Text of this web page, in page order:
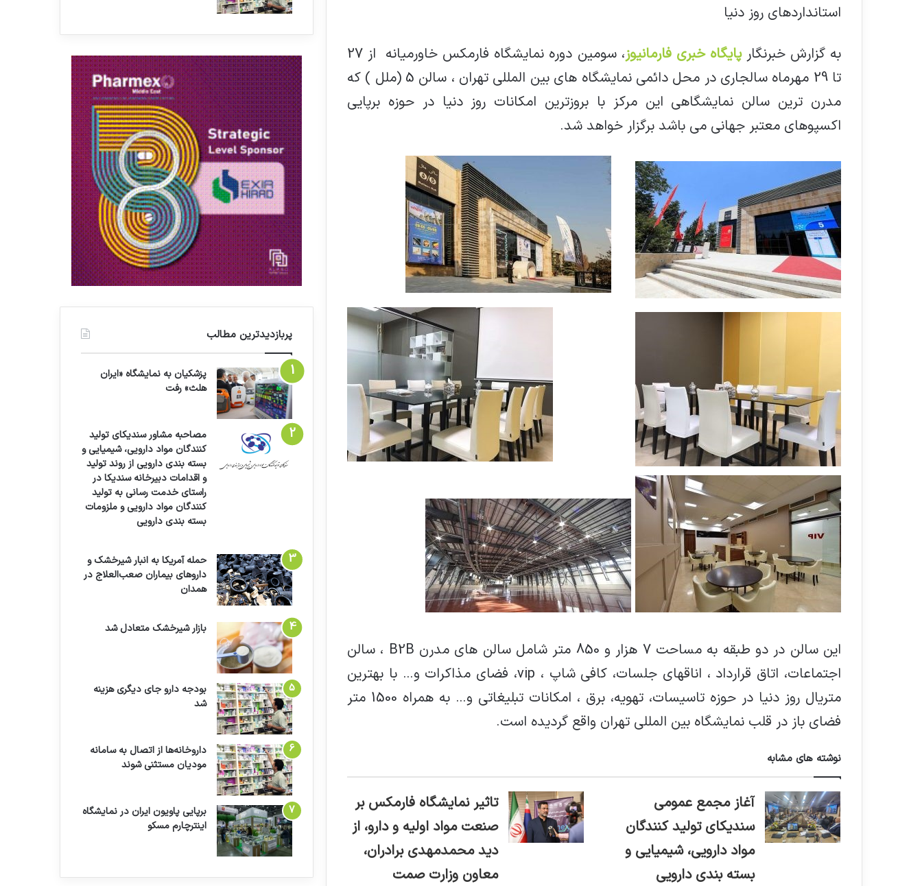
استانداردهای روز دنیا
به گزارش خبرنگارپایگاه خبری فارمانیوز
، سومین دوره نمایشگاه فارمکس خاورمیانه از 27
تا 29 مهرماه سالجاری در محل دائمی نمایشگاه های بین المللی تهران ، سالن 5 (ملل ) که
مدرن ترین سالن نمایشگاهی این مرکز با بروزترین امکانات روز دنیا در حوزه برپایی
اکسپوهای معتبر جهانی می باشد برگزار خواهد شد.
این سالن در دو طبقه به مساحت 7 هزار و 850 متر شامل سالن های مدرن B2B ، سالن
اجتماعات، اتاق قرارداد ، اناقهای جلسات، کافی شاپ ، vip، فضای مذاکرات و… با بهترین
متریال روز دنیا در حوزه تاسیسات، تهویه، برق ، امکانات تبلیغاتی و… به همراه 1500 متر
فضای باز در قلب نمایشگاه بین المللی تهران واقع گردیده است.
نوشته های مشابه
️آغاز مجمع عمومی
سندیکای تولید کنندگان
مواد دارویی، شیمیایی و
بسته بندی دارویی
تاثیر نمایشگاه فارمکس بر
صنعت مواد اولیه و دارو، از
دید محمدمهدی برادران،
معاون وزارت صمت
پربازدیدترین مطالب
پزشکیان به نمایشگاه «ایران
هلث» رفت
مصاحبه مشاور سندیکای تولید
کنندگان مواد دارویی، شیمیایی و
بسته بندی دارویی از روند تولید
و اقدامات دبیرخانه سندیکا در
راستای خدمت رسانی به تولید
کنندگان مواد دارویی و ملزومات
بسته بندی دارویی
حمله آمریکا به انبار شیرخشک و
داروهای بیماران صعب‌العلاج در
همدان
بازار شیرخشک متعادل شد
بودجه دارو جای دیگری هزینه
شد
داروخانه‌ها از اتصال به سامانه
مودیان مستثنی شوند
برپایی پاویون ایران در نمایشگاه
اینترچارم مسکو